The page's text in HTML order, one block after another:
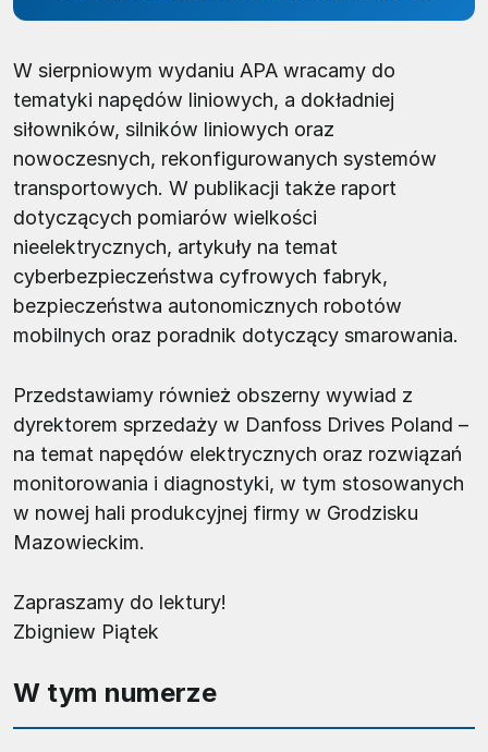
W sierpniowym wydaniu APA wracamy do
tematyki napędów liniowych, a dokładniej
siłowników, silników liniowych oraz
nowoczesnych, rekonfigurowanych systemów
transportowych. W publikacji także raport
dotyczących pomiarów wielkości
nieelektrycznych, artykuły na temat
cyberbezpieczeństwa cyfrowych fabryk,
bezpieczeństwa autonomicznych robotów
mobilnych oraz poradnik dotyczący smarowania.
Przedstawiamy również obszerny wywiad z
dyrektorem sprzedaży w Danfoss Drives Poland –
na temat napędów elektrycznych oraz rozwiązań
monitorowania i diagnostyki, w tym stosowanych
w nowej hali produkcyjnej firmy w Grodzisku
Mazowieckim.
Zapraszamy do lektury!
Zbigniew Piątek
W tym numerze